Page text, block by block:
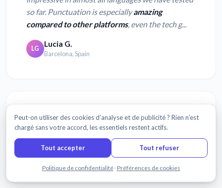
so far. Punctuation is especiallyamazing
compared to other platforms, even the tech g...
LG Lucia G.
Barcelona, Spain
I'd give Sonix a 10 mainly due to theaccuracy.
Cliff H.
Auckland, New Zealand
Discuter avec nous
Peut-on utiliser des cookies d’analyse et de publicité ? Rien n’est
chargé sans votre accord, les essentiels restent actifs.
Tout accepter Tout refuser
Politique de confidentialité · Préférences de cookies